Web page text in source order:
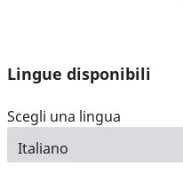
Lingue disponibili
Scegli una lingua